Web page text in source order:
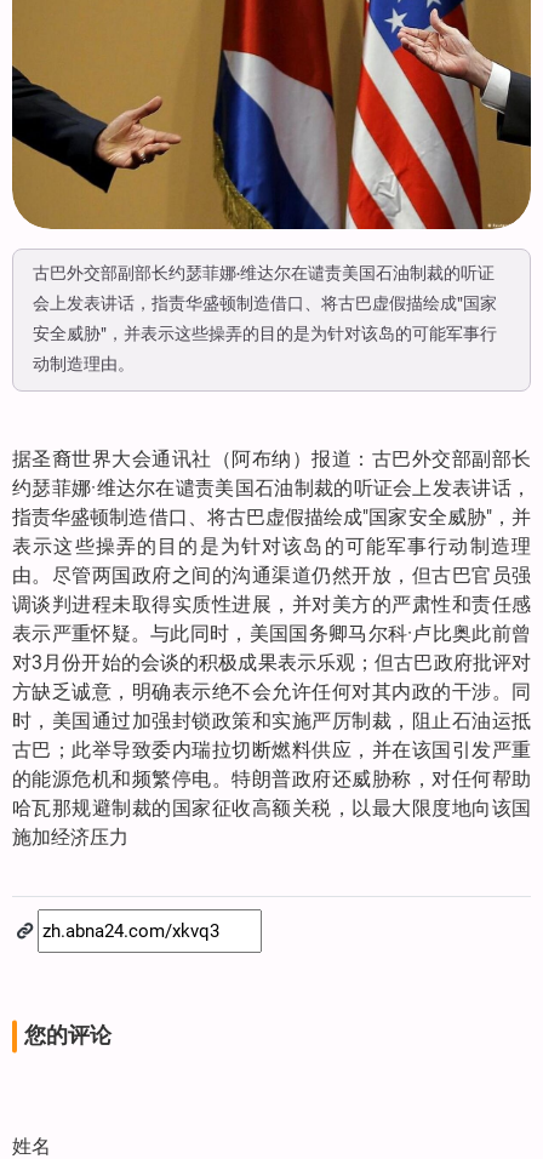
古巴外交部副部长约瑟菲娜·维达尔在谴责美国石油制裁的听证
会上发表讲话，指责华盛顿制造借口、将古巴虚假描绘成"国家
安全威胁"，并表示这些操弄的目的是为针对该岛的可能军事行
动制造理由。
据圣裔世界大会通讯社（阿布纳）报道：古巴外交部副部长
约瑟菲娜·维达尔在谴责美国石油制裁的听证会上发表讲话，
指责华盛顿制造借口、将古巴虚假描绘成"国家安全威胁"，并
表示这些操弄的目的是为针对该岛的可能军事行动制造理
由。尽管两国政府之间的沟通渠道仍然开放，但古巴官员强
调谈判进程未取得实质性进展，并对美方的严肃性和责任感
表示严重怀疑。与此同时，美国国务卿马尔科·卢比奥此前曾
对3月份开始的会谈的积极成果表示乐观；但古巴政府批评对
方缺乏诚意，明确表示绝不会允许任何对其内政的干涉。同
时，美国通过加强封锁政策和实施严厉制裁，阻止石油运抵
古巴；此举导致委内瑞拉切断燃料供应，并在该国引发严重
的能源危机和频繁停电。特朗普政府还威胁称，对任何帮助
哈瓦那规避制裁的国家征收高额关税，以最大限度地向该国
施加经济压力
您的评论
姓名